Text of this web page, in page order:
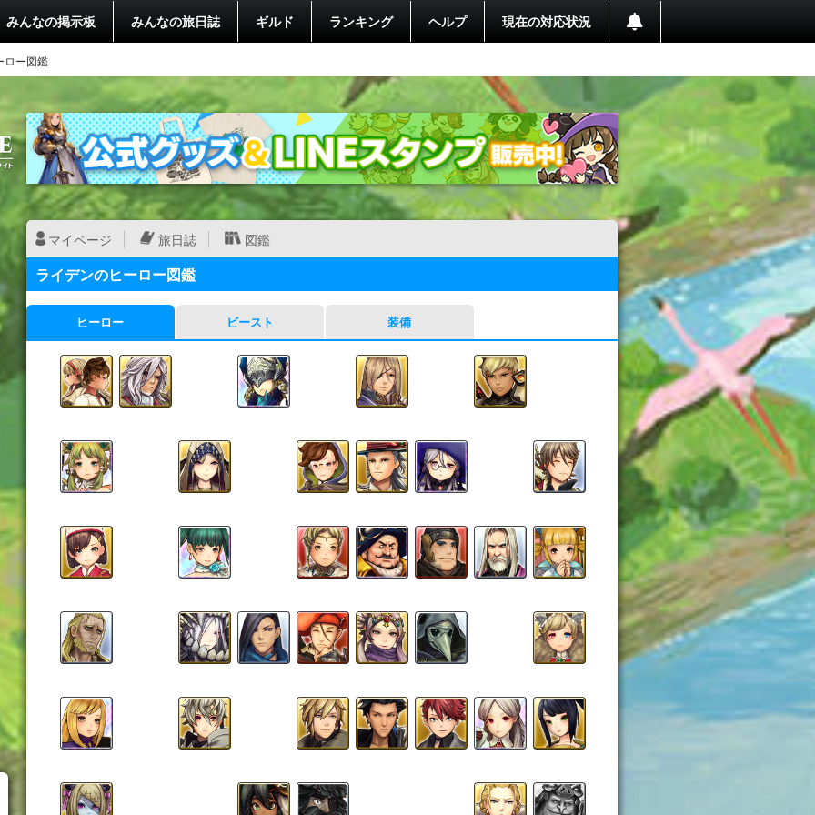
みんなの掲示板 みんなの旅日誌 ギルド ランキング ヘルプ 現在の対応状況
ロー図鑑
マイページ 旅日誌 図鑑
ライデンのヒーロー図鑑
ヒーロー ビースト 装備